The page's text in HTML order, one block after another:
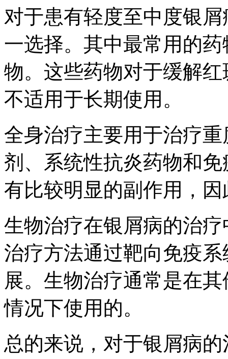
对于患有轻度至中度银
一选择。其中最常用的
物。这些药物对于缓解
不适用于长期使用。
全身治疗主要用于治疗
剂、系统性抗炎药物和
有比较明显的副作用，
生物治疗在银屑病的治
治疗方法通过靶向免疫
展。生物治疗通常是在
情况下使用的。
总的来说，对于银屑病